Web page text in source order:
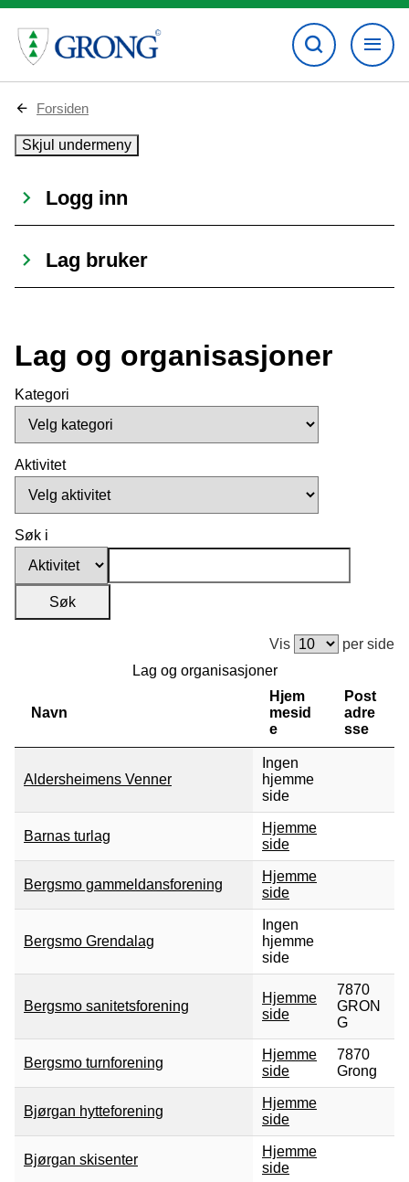
D
e
r
:
Forsiden
Skjul undermeny
Logg inn
Lag bruker
Lag og organisasjoner
Kategori
Aktivitet
Søk i
Vis
per side
Lag og organisasjoner
Navn
Hjem
mesid
e
Post
adre
sse
Aldersheimens Venner
Ingen
hjemme
side
Barnas turlag
Hjemme
side
Bergsmo gammeldansforening
Hjemme
side
Bergsmo Grendalag
Ingen
hjemme
side
Bergsmo sanitetsforening
Hjemme
side
7870
GRON
G
Bergsmo turnforening
Hjemme
side
7870
Grong
Bjørgan hytteforening
Hjemme
side
Bjørgan skisenter
Hjemme
side